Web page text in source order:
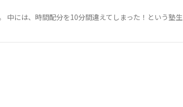
中には、時間配分を10分間違えてしまった！という塾生